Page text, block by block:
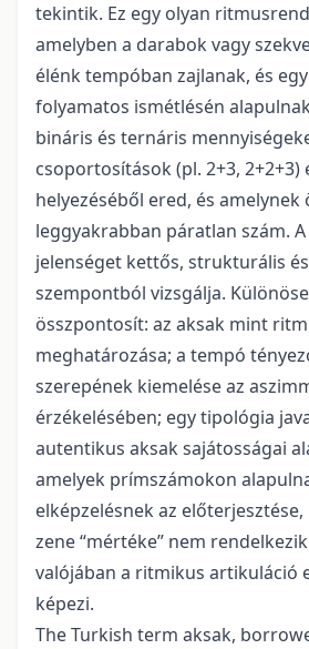
tekintik. Ez egy olyan
amelyben a darabok vagy
élénk tempóban zajlanak, és
folyamatos ismétlésén
bináris és ternáris
csoportosítások (pl. 2+3, 2+2+3)
helyezéséből ered, és amelynek
leggyakrabban páratlan szám.
jelenséget kettős, strukturális
szempontból vizsgálja.
összpontosít: az aksak mint
meghatározása; a tempó
szerepének kiemelése az
érzékelésében; egy tipológia
autentikus aksak sajátosságai
amelyek prímszámokon
elképzelésnek az
zene “mértéke” nem
valójában a ritmikus artikuláció
képezi.
The Turkish term aksak,